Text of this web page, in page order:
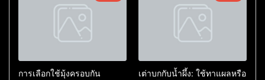
การเลือกใช้มุ้งครอบกัน
เต่าบกกับน้ำผึ้ง: ใช้ทาแผลหรือ